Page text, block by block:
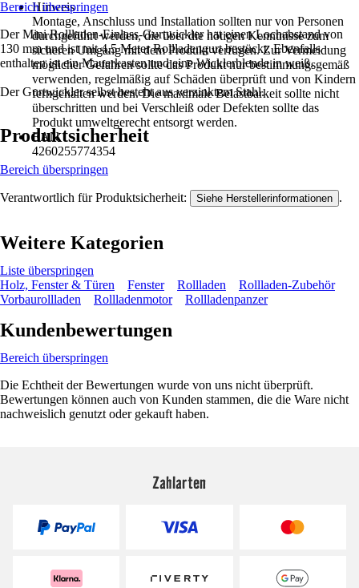
Hinweis
Montage, Anschluss und Installation sollten nur von Personen
durchgeführt werden, die über die nötigen Kenntnisse zum
sicheren Umgang mit dem Produkt verfügen. Zur Vermeidung
möglicher Gefahren sollte das Produkt nur bestimmungsgemäß
verwenden, regelmäßig auf Schäden überprüft und von Kindern
ferngehalten werden. Die maximale Belastbarkeit sollte nicht
überschritten und bei Verschleiß oder Defekten sollte das
Produkt umweltgerecht entsorgt werden.
EAN
4260255774354
Bereich überspringen
Der Mini Rollladen-Einlass-Gurtwickler hat einen Lochabstand von
130 mm und ist mit 4,5 Meter Rollladengurt bestückt. Ebenfalls
enthalten ist ein Mauerkasten und eine Wicklerblende in weiß.
Der Gurtwickler selbst besteht aus verzinktem Stahl.
Produktsicherheit
Bereich überspringen
Verantwortlich für Produktsicherheit: Siehe Herstellerinformationen .
Weitere Kategorien
Liste überspringen
Holz, Fenster & Türen
Fenster Rollladen
Rollladen-Zubehör
Vorbaurollladen
Rollladenmotor Rollladenpanzer
Kundenbewertungen
Bereich überspringen
Die Echtheit der Bewertungen wurde von uns nicht überprüft.
Bewertungen können auch von Kunden stammen, die die Ware nicht
nachweislich genutzt oder gekauft haben.
Zahlarten